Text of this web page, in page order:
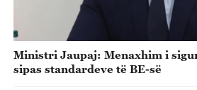
Ministri Jaupaj: Menaxhim i
sipas standardeve të BE-së